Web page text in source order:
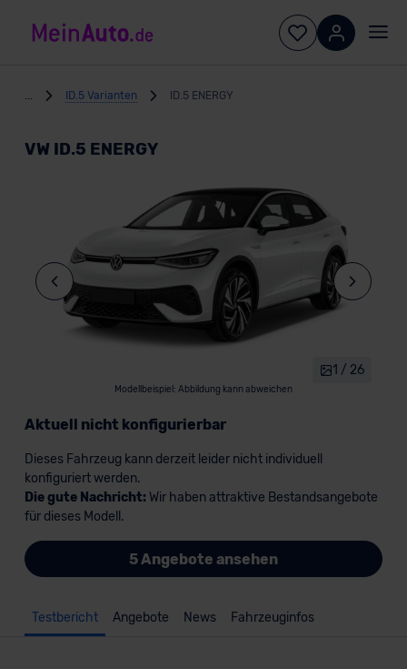
ID.5 Varianten ID.5 ENERGY
VW ID.5 ENERGY
Modellbeispiel: Abbildung kann abweichen
1 / 26
Aktuell nicht konfigurierbar
Dieses Fahrzeug kann derzeit leider nicht individuell
konfiguriert werden.
Die gute Nachricht: Wir haben attraktive Bestandsangebote
für dieses Modell.
5 Angebote ansehen
Testbericht Angebote News Fahrzeuginfos